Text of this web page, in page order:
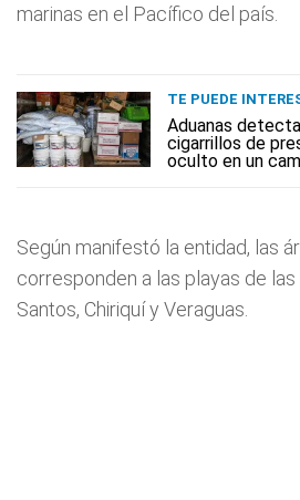
marinas en el Pacífico del país.
TE PUEDE
Aduanas
cigarrillos de
oculto en un
Según manifestó la entidad, las
corresponden a las playas de
Santos, Chiriquí y Veraguas.